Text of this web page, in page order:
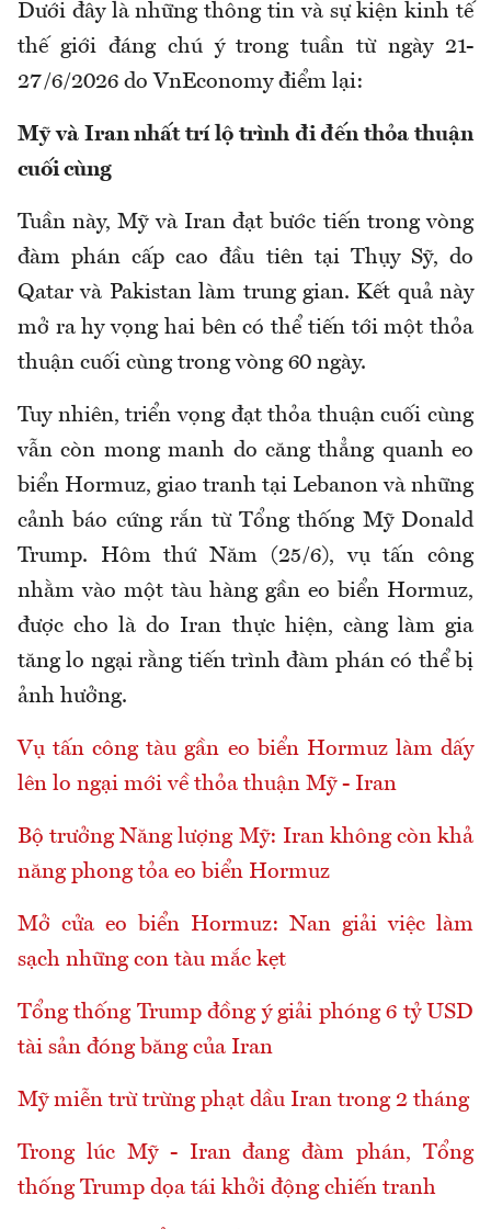
Dưới đây là những thông tin và sự kiện kinh tế
thế giới đáng chú ý trong tuần từ ngày 21-
27/6/2026 do VnEconomy điểm lại:
Mỹ và Iran nhất trí lộ trình đi đến thỏa thuận
cuối cùng
Tuần này, Mỹ và Iran đạt bước tiến trong vòng
đàm phán cấp cao đầu tiên tại Thụy Sỹ, do
Qatar và Pakistan làm trung gian. Kết quả này
mở ra hy vọng hai bên có thể tiến tới một thỏa
thuận cuối cùng trong vòng 60 ngày.
Tuy nhiên, triển vọng đạt thỏa thuận cuối cùng
vẫn còn mong manh do căng thẳng quanh eo
biển Hormuz, giao tranh tại Lebanon và những
cảnh báo cứng rắn từ Tổng thống Mỹ Donald
Trump. Hôm thứ Năm (25/6), vụ tấn công
nhằm vào một tàu hàng gần eo biển Hormuz,
được cho là do Iran thực hiện, càng làm gia
tăng lo ngại rằng tiến trình đàm phán có thể bị
ảnh hưởng.
Vụ tấn công tàu gần eo biển Hormuz làm dấy
lên lo ngại mới về thỏa thuận Mỹ - Iran
Bộ trưởng Năng lượng Mỹ: Iran không còn khả
năng phong tỏa eo biển Hormuz
Mở cửa eo biển Hormuz: Nan giải việc làm
sạch những con tàu mắc kẹt
Tổng thống Trump đồng ý giải phóng 6 tỷ USD
tài sản đóng băng của Iran
Mỹ miễn trừ trừng phạt dầu Iran trong 2 tháng
Trong lúc Mỹ - Iran đang đàm phán, Tổng
thống Trump dọa tái khởi động chiến tranh